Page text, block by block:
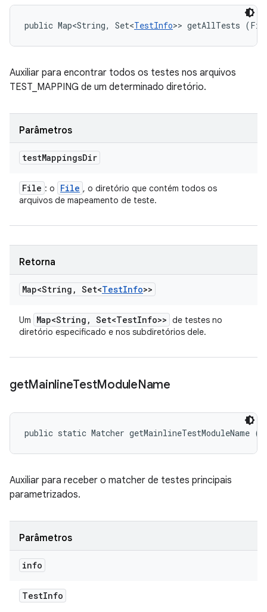
public Map<String, Set<TestInfo>> getAllTests
Auxiliar para encontrar todos os testes nos arquivos
TEST_MAPPING de um determinado diretório.
Parâmetros
testMappingsDir
File : o File , o diretório que contém todos os
arquivos de mapeamento de teste.
Retorna
Map<String , Set<TestInfo>>
Um Map<String , Set<TestInfo>> de testes no
diretório especificado e nos subdiretórios dele.
getMainlineTestModuleName
public static Matcher getMainlineTestModuleName (
Auxiliar para receber o matcher de testes principais
parametrizados.
Parâmetros
info
TestInfo